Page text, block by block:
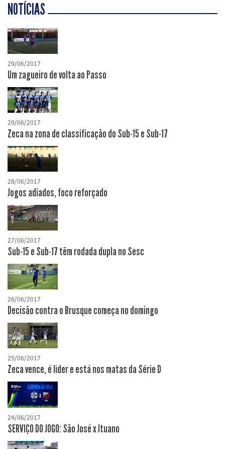
NOTÍCIAS
29/06/2017
Um zagueiro de volta ao Passo
29/06/2017
Zeca na zona de classificação do Sub-15 e Sub-17
28/06/2017
Jogos adiados, foco reforçado
27/06/2017
Sub-15 e Sub-17 têm rodada dupla no Sesc
26/06/2017
Decisão contra o Brusque começa no domingo
25/06/2017
Zeca vence, é líder e está nos matas da Série D
24/06/2017
SERVIÇO DO JOGO: São José x Ituano